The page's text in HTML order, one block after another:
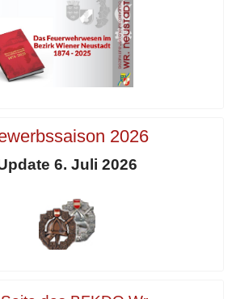
2026
6. Juli 2026